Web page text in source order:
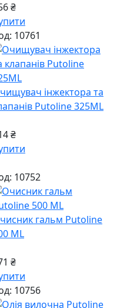
₴
10761
інжектора та
Putoline 325ML
₴
10752
гальм Putoline
ML
₴
10756